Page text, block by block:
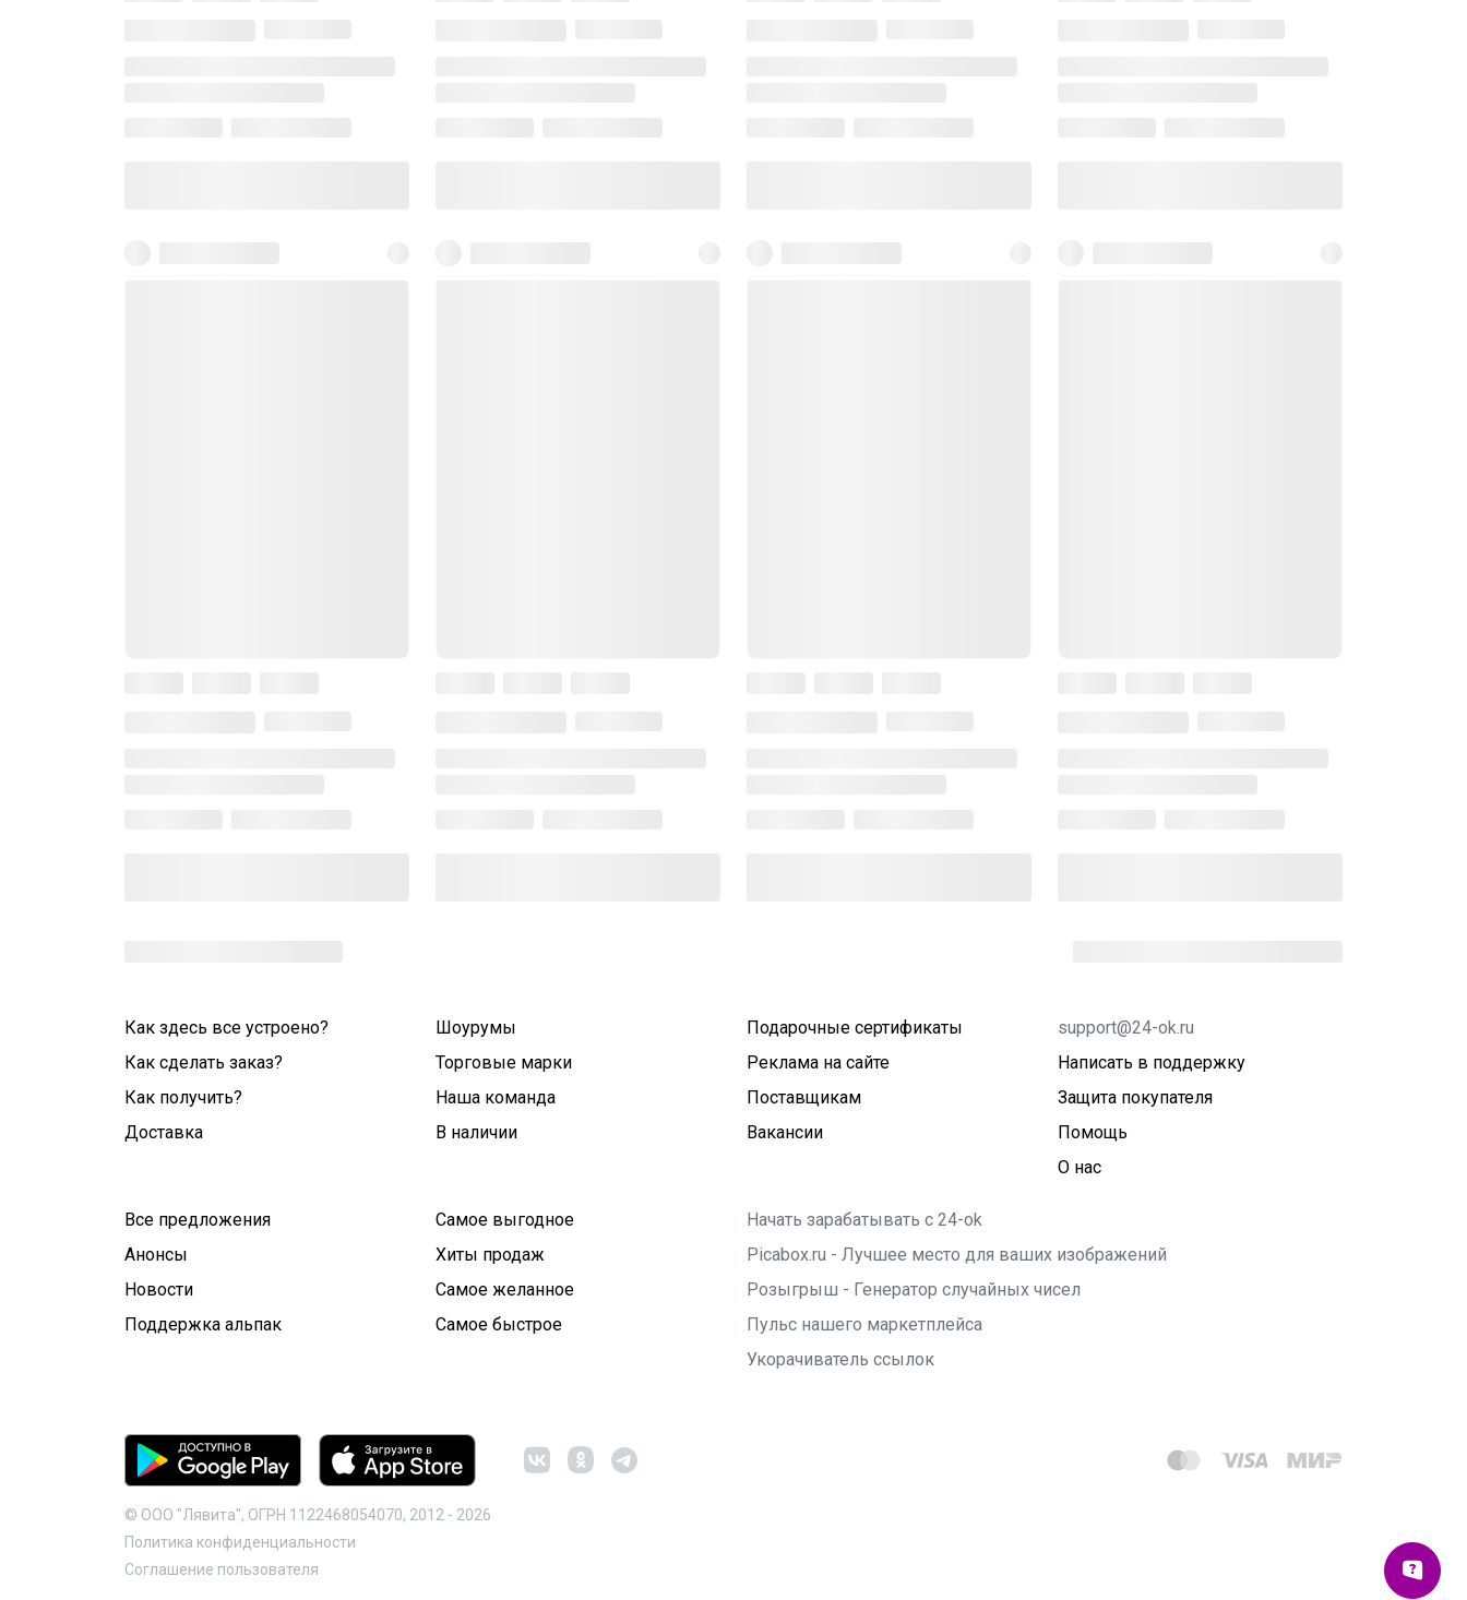
Как здесь все устроено?
Как сделать заказ?
Как получить?
Доставка
Шоурумы
Торговые марки
Наша команда
В наличии
Подарочные сертификаты
Реклама на сайте
Поставщикам
Вакансии
support@24-ok.ru
Написать в поддержку
Защита покупателя
Помощь
О нас
Все предложения
Анонсы
Новости
Поддержка альпак
Самое выгодное
Хиты продаж
Самое желанное
Самое быстрое
Начать зарабатывать с 24-ok
Picabox.ru - Лучшее место для ваших изображений
Розыгрыш - Генератор случайных чисел
Пульс нашего маркетплейса
Укорачиватель ссылок
© ООО "Лявита", ОГРН 1122468054070, 2012 - 2026
Политика конфиденциальности
Cоглашение пользователя